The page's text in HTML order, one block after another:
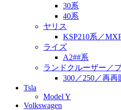
30系
40系
ヤリス
KSP210系／
ライズ
A2##系
ランドクルーザー／
300／250／再再
Tsla
Model Y
Volkswagen